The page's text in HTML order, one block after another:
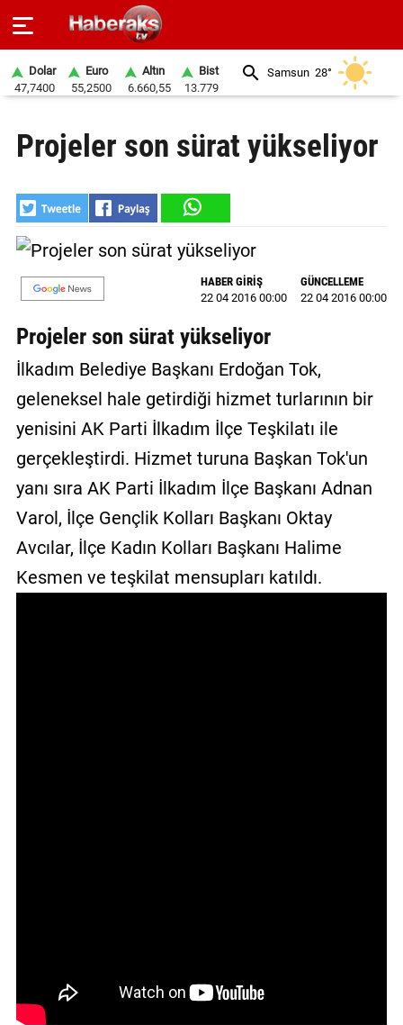
SPOR
YAŞAM
EKONOMİ
BELEDİYELER
SİYASET
EĞİTİM
GALERİ
VİDEO
YAZARLAR
BİZE
ULAŞIN
Künye
Dolar
47,7400
Euro
55,2500
Altın
6.660,55
Bist
13.779
Samsun 28°
Projeler son sürat yükseliyor
HABER GİRİŞ
22 04 2016 00:00
GÜNCELLEME
22 04 2016 00:00
Projeler son sürat yükseliyor
İlkadım Belediye Başkanı Erdoğan Tok,
geleneksel hale getirdiği hizmet turlarının bir
yenisini AK Parti İlkadım İlçe Teşkilatı ile
gerçekleştirdi. Hizmet turuna Başkan Tok'un
yanı sıra AK Parti İlkadım İlçe Başkanı Adnan
Varol, İlçe Gençlik Kolları Başkanı Oktay
Avcılar, İlçe Kadın Kolları Başkanı Halime
Kesmen ve teşkilat mensupları katıldı.